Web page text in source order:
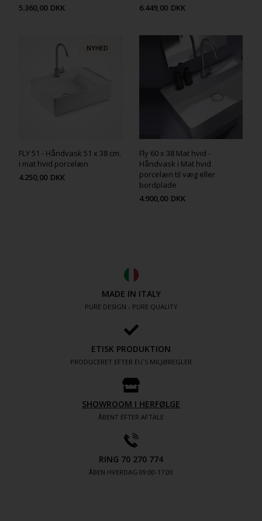
5.360,00 DKK
6.449,00 DKK
NYHED
FLY 51 - Håndvask 51 x 38 cm.
i mat hvid porcelæn
4.250,00 DKK
Fly 60 x 38 Mat hvid -
Håndvask i Mat hvid
porcelæn til væg eller
bordplade
4.900,00 DKK
MADE IN ITALY
PURE DESIGN - PURE QUALITY
ETISK PRODUKTION
PRODUCERET EFTER EU´S MILJØREGLER
SHOWROOM I HERFØLGE
ÅBENT EFTER AFTALE
RING 70 270 774
ÅBEN HVERDAG 09:00-17.00